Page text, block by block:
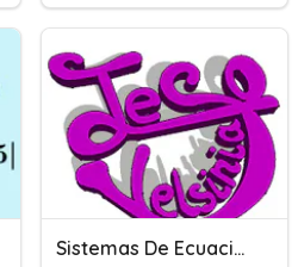
Sistemas De Ecuaciones